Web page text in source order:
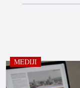
MEDIJI